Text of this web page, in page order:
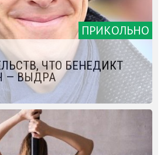
ПРИКОЛЬНО
ЧТО БЕНЕДИКТ
— ВЫДРА